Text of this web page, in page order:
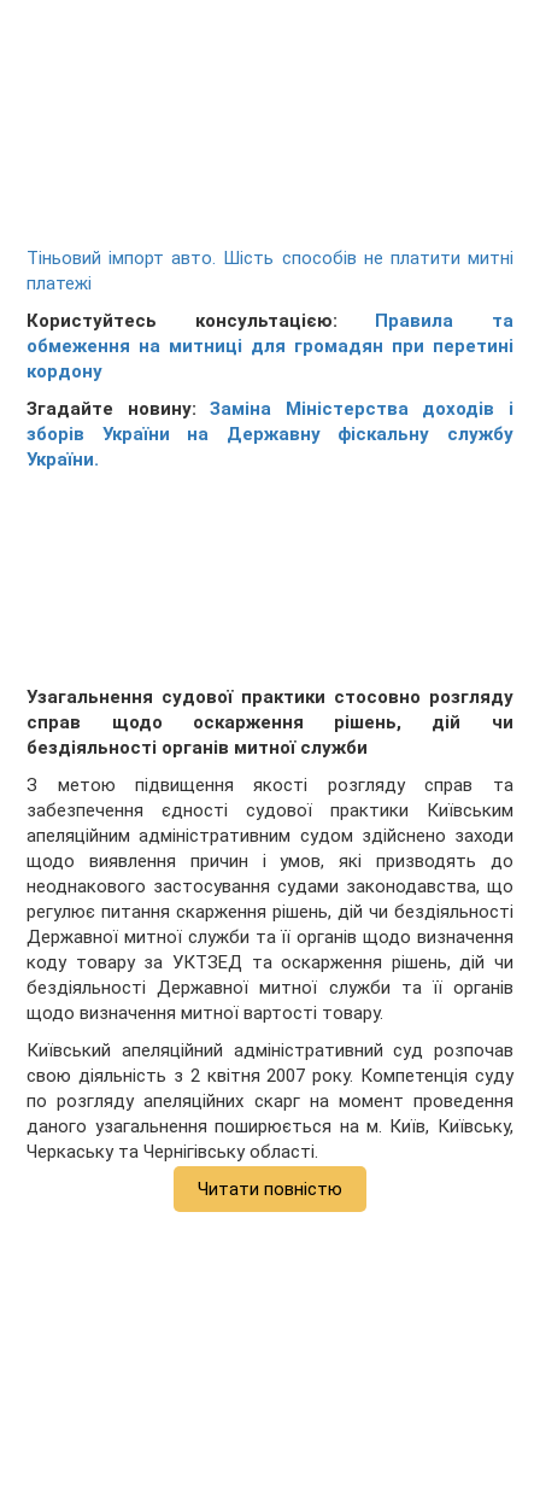
Тіньовий імпорт авто. Шість способів не платити митні
платежі
Користуйтесь консультацією: Правила та
обмеження на митниці для громадян при перетині
кордону
Згадайте новину:Заміна Міністерства доходів і
зборів України на Державну фіскальну службу
України.
Узагальнення судової практики стосовно розгляду
справ щодо оскарження рішень, дій чи
бездіяльності органів митної служби
З метою підвищення якості розгляду справ та
забезпечення єдності судової практики Київським
апеляційним адміністративним судом здійснено заходи
щодо виявлення причин і умов, які призводять до
неоднакового застосування судами законодавства, що
регулює питання скарження рішень, дій чи бездіяльності
Державної митної служби та її органів щодо визначення
коду товару за УКТЗЕД та оскарження рішень, дій чи
бездіяльності Державної митної служби та її органів
щодо визначення митної вартості товару.
Київський апеляційний адміністративний суд розпочав
свою діяльність з 2 квітня 2007 року. Компетенція суду
по розгляду апеляційних скарг на момент проведення
даного узагальнення поширюється на м. Київ, Київську,
Черкаську та Чернігівську області.
Читати повністю